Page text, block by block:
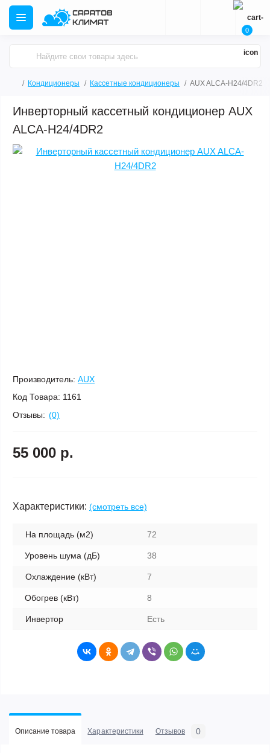
0
Кондиционеры Кассетные кондиционеры AUX ALCA-H24/4DR2
Инверторный кассетный кондиционер AUX
ALCA-H24/4DR2
Производитель: AUX
Код Товара: 1161
Отзывы: (0)
55 000 р.
Характеристики: (смотреть все)
На площадь (м2) 72
Уровень шума (дБ) 38
Охлаждение (кВт) 7
Обогрев (кВт) 8
Инвертор Есть
Описание товара Характеристики Отзывов 0